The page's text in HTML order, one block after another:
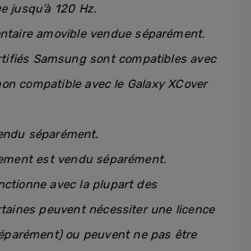
jusqu’à 120 Hz.
amovible vendue séparément.
Samsung sont compatibles avec
compatible avec le Galaxy XCover
séparément.
est vendu séparément.
avec la plupart des
peuvent nécessiter une licence
ou peuvent ne pas être